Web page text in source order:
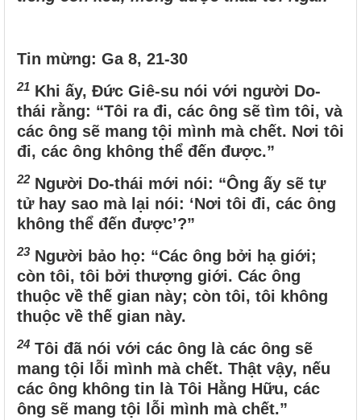
Tin mừng: Ga 8, 21-30
21 Khi ấy, Đức Giê-su nói với người Do-
thái rằng: “Tôi ra đi, các ông sẽ tìm tôi, và
các ông sẽ mang tội mình mà chết. Nơi tôi
đi, các ông không thể đến được.”
22 Người Do-thái mới nói: “Ông ấy sẽ tự
tử hay sao mà lại nói: ‘Nơi tôi đi, các ông
không thể đến được’?”
23 Người bảo họ: “Các ông bởi hạ giới;
còn tôi, tôi bởi thượng giới. Các ông
thuộc về thế gian này; còn tôi, tôi không
thuộc về thế gian này.
24 Tôi đã nói với các ông là các ông sẽ
mang tội lỗi mình mà chết. Thật vậy, nếu
các ông không tin là Tôi Hằng Hữu, các
ông sẽ mang tội lỗi mình mà chết.”